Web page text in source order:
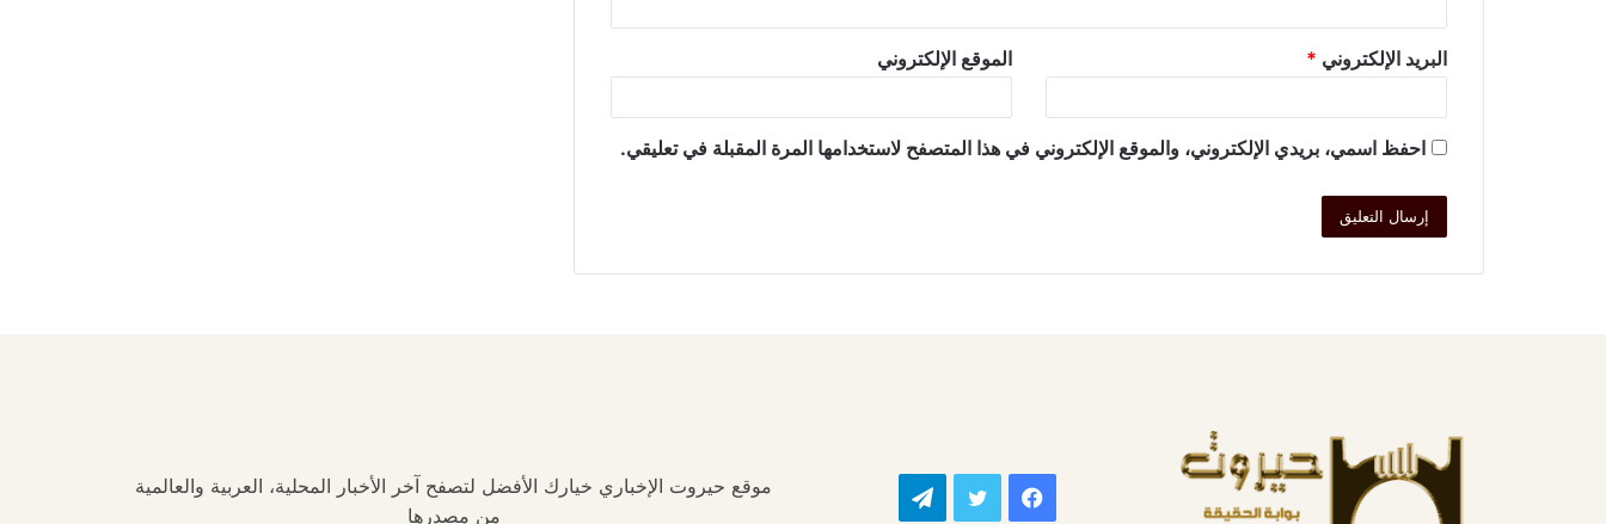
البريد الإلكتروني * الموقع الإلكتروني
احفظ اسمي، بريدي الإلكتروني، والموقع الإلكتروني في هذا المتصفح لاستخدامها المرة المقبلة في تعليقي.
فيسبوك تويتر تيلقرام
موقع حيروت الإخباري خيارك الأفضل لتصفح آخر الأخبار المحلية، العربية والعالمية
من مصدرها